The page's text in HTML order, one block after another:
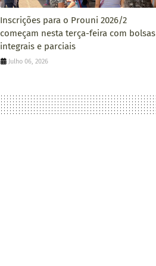
Inscrições para o Prouni 2026/2
começam nesta terça-feira com bolsas
integrais e parciais
Julho 06, 2026